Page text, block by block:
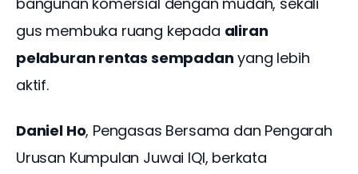
gus membuka ruang kepada aliran
pelaburan rentas sempadan yang lebih
aktif.
Daniel Ho, Pengasas Bersama dan Pengarah
Urusan Kumpulan Juwai IQI, berkata